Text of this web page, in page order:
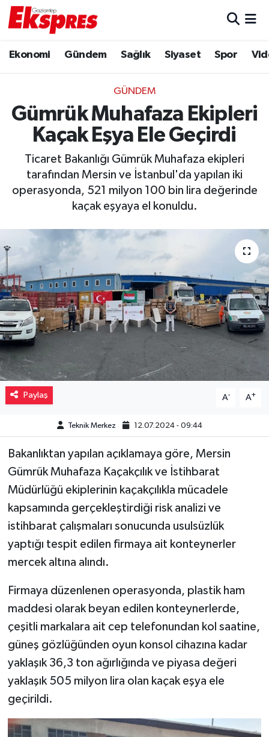
Ekonomi Gündem Sağlık Siyaset Spor
GÜNDEM
Gümrük Muhafaza Ekipleri
Kaçak Eşya Ele Geçirdi
Ticaret Bakanlığı Gümrük Muhafaza ekipleri
tarafından Mersin ve İstanbul'da yapılan iki
operasyonda, 521 milyon 100 bin lira değerinde
kaçak eşyaya el konuldu.
Paylaş A- A+
Teknik Merkez 12.07.2024 - 09:44
Bakanlıktan yapılan açıklamaya göre, Mersin
Gümrük Muhafaza Kaçakçılık ve İstihbarat
Müdürlüğü ekiplerinin kaçakçılıkla mücadele
kapsamında gerçekleştirdiği risk analizi ve
istihbarat çalışmaları sonucunda usulsüzlük
yaptığı tespit edilen firmaya ait konteynerler
mercek altına alındı.
Firmaya düzenlenen operasyonda, plastik ham
maddesi olarak beyan edilen konteynerlerde,
çeşitli markalara ait cep telefonundan kol saatine,
güneş gözlüğünden oyun konsol cihazına kadar
yaklaşık 36,3 ton ağırlığında ve piyasa değeri
yaklaşık 505 milyon lira olan kaçak eşya ele
geçirildi.
Ekonomi
Gaziantep son dakika
Genel
Gündem
Haberler
Kültür Sanat
Magazin
Müzik
Piyasa
Resmi İlanlar
Sağlık
Spor
Teknoloji
Türkiye
Video Haber
Yaşam
Yeme-İçme
Yemek
Trafik Durumu
Puan Durumu ve Fikstür
Tüm Manşetler
Son Dakika Haberleri
Haber Arşivi